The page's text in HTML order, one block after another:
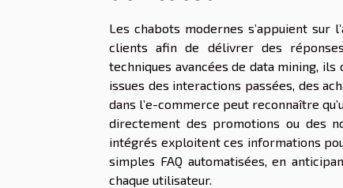
Les chabots modernes s’appuient sur
clients afin de délivrer des
techniques avancées de data mining,
issues des interactions passées, des
dans l’e-commerce peut reconnaître
directement des promotions ou des
intégrés exploitent ces informations
simples FAQ automatisées, en
chaque utilisateur.